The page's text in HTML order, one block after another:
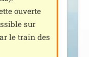
ouverte
sur
le train des